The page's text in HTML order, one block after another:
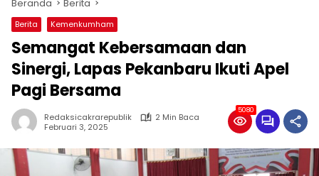
Beranda Berita
Berita Kemenkumham
Semangat Kebersamaan dan
Sinergi, Lapas Pekanbaru Ikuti Apel
Pagi Bersama
Redaksicakrarepublik
2 Min Baca
Februari 3, 2025
5080